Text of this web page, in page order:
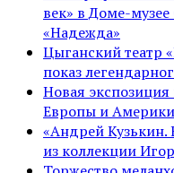
век» в Доме-
«Надежда»
Цыганский театр
показ
Новая экспозиция
Европы и
«Андрей Кузькин.
из коллекции